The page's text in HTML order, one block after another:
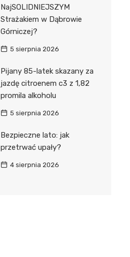
NajSOLIDNIEJSZYM
Strażakiem w Dąbrowie
Górniczej?
5 sierpnia 2026
Pijany 85-latek skazany za
jazdę citroenem c3 z 1,82
promila alkoholu
5 sierpnia 2026
Bezpieczne lato: jak
przetrwać upały?
4 sierpnia 2026